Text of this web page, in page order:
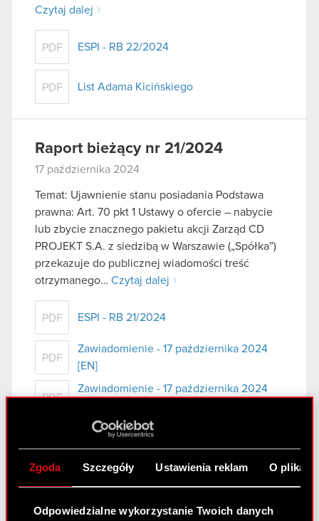
Zgoda Szczegóły Ustawienia reklam O
Odpowiedzialne wykorzystanie Twoich danych
Czytaj dalej
PDF ESPI - RB 22/2024
PDF List Adama Kicińskiego
Raport bieżący nr 21/2024
17 października 2024
Temat: Ujawnienie stanu posiadania Podstawa
prawna: Art. 70 pkt 1 Ustawy o ofercie – nabycie
lub zbycie znacznego pakietu akcji Zarząd CD
PROJEKT S.A. z siedzibą w Warszawie („Spółka”)
przekazuje do publicznej wiadomości treść
otrzymanego… Czytaj dalej
PDF ESPI - RB 21/2024
PDF
Zawiadomienie - 17 października 2024
[EN]
PDF
Zawiadomienie - 17 października 2024
Raport bieżący nr 20/2024
Temat: Ujawnienie stanu posiadania Podstawa